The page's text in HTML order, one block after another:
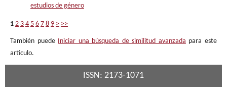
estudios de género
1 2 3 4 5 6 7 8 9 > >>
También puede Iniciar una búsqueda de similitud avanzada para este
artículo.
ISSN: 2173-1071